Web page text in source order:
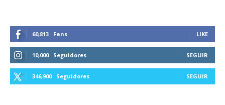
60,813 Fans LIKE
10,000 Seguidores SEGUIR
346,900 Seguidores SEGUIR